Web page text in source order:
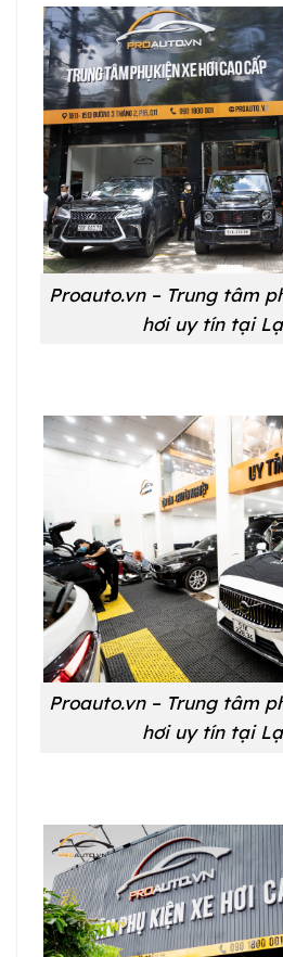
Proauto.vn – Trung tâm
hơi uy tín tại
Proauto.vn – Trung tâm
hơi uy tín tại